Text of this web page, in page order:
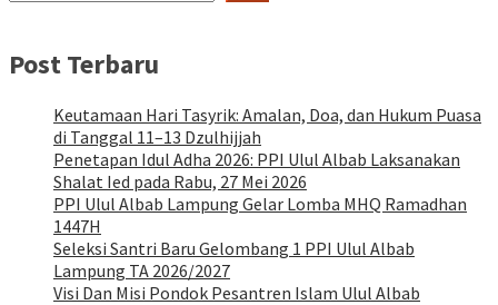
Post Terbaru
Keutamaan Hari Tasyrik: Amalan, Doa, dan Hukum Puasa
di Tanggal 11–13 Dzulhijjah
Penetapan Idul Adha 2026: PPI Ulul Albab Laksanakan
Shalat Ied pada Rabu, 27 Mei 2026
PPI Ulul Albab Lampung Gelar Lomba MHQ Ramadhan
1447H
Seleksi Santri Baru Gelombang 1 PPI Ulul Albab
Lampung TA 2026/2027
Visi Dan Misi Pondok Pesantren Islam Ulul Albab